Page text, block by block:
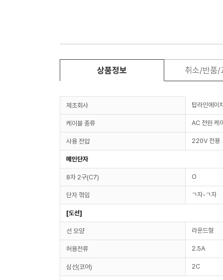
상품정보 취소/반품/
제조회사 탑라인에이
케이블 종류 AC 전원 케
사용 전압 220V 전용
메인단자
8자 2구(C7) O
단자 꺾임 ㄱ자-ㄱ자
[도선]
선 모양 라운드형
허용전류 2.5A
심선(코어) 2C